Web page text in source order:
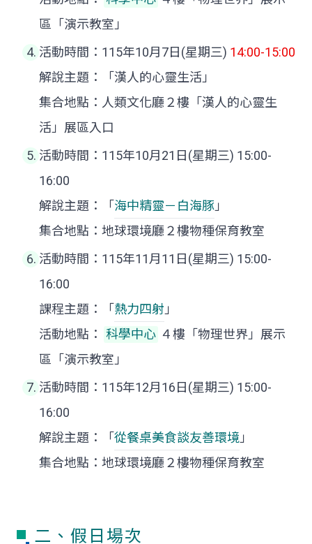
區「演示教室」
活動時間：115年10月7日(星期三) 14:00-15:00
解說主題：「漢人的心靈生活」
集合地點：人類文化廳２樓「漢人的心靈生
活」展區入口
活動時間：115年10月21日(星期三) 15:00-
16:00
解說主題：「 海中精靈－白海豚 」
集合地點：地球環境廳２樓物種保育教室
活動時間：115年11月11日(星期三) 15:00-
16:00
課程主題：「 熱力四射 」
活動地點：
科學中心 ４樓「物理世界」展示
區「演示教室」
活動時間：115年12月16日(星期三) 15:00-
16:00
解說主題：「 從餐桌美食談友善環境 」
集合地點：地球環境廳２樓物種保育教室
二、假日場次